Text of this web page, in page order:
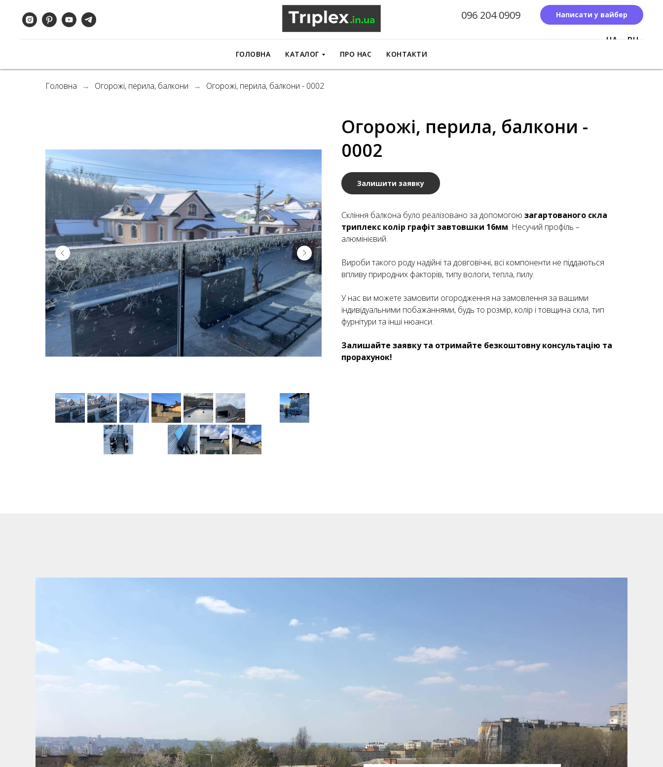
096 204 0909 Написати у вайбер
UA RU
ГОЛОВНА КАТАЛОГ ПРО НАС КОНТАКТИ
Головна → Огорожі, перила, балкони → Огорожі, перила, балкони - 0002
Огорожі, перила, балкони -
0002
Залишити заявку
Скління балкона було реалізовано за допомогою загартованого скла
триплекс колір графіт завтовшки 16мм. Несучий профіль –
алюмінієвий.
Вироби такого роду надійні та довговічні, всі компоненти не піддаються
впливу природних факторів, типу вологи, тепла, пилу.
У нас ви можете замовити огородження на замовлення за вашими
індивідуальними побажаннями, будь то розмір, колір і товщина скла, тип
фурнітури та інші нюанси.
Залишайте заявку та отримайте безкоштовну консультацію та
прорахунок!